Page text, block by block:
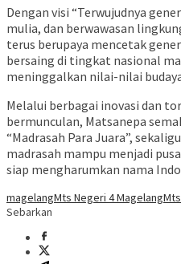
Dengan visi “Terwujudnya
mulia, dan berwawasan
terus berupaya mencetak
bersaing di tingkat nasional
meninggalkan nilai-nilai
Melalui berbagai inovasi dan
bermunculan, Matsanepa
“Madrasah Para Juara”,
madrasah mampu menjadi
siap mengharumkan nama
magelangMts Negeri 4 Magelang
Sebarkan